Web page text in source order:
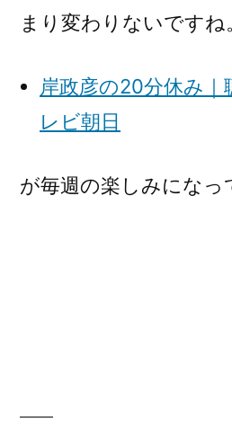
まり変わりないですね
岸政彦の20分休み｜
レビ朝日
が毎週の楽しみになっ